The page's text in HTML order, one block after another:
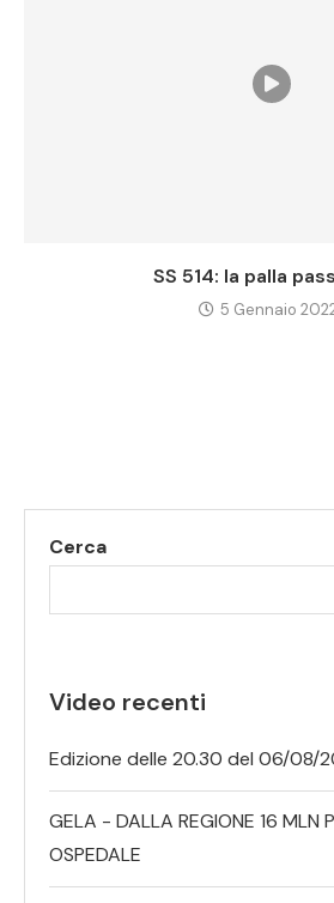
SS 514: la palla
5 Gennaio
Cerca
Video recenti
Edizione delle 20.30 del 06/08/
GELA - DALLA REGIONE 16 MLN
OSPEDALE